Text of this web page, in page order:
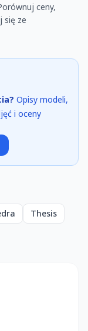
ceny,
się ze
Opisy modeli,
i oceny
Thesis